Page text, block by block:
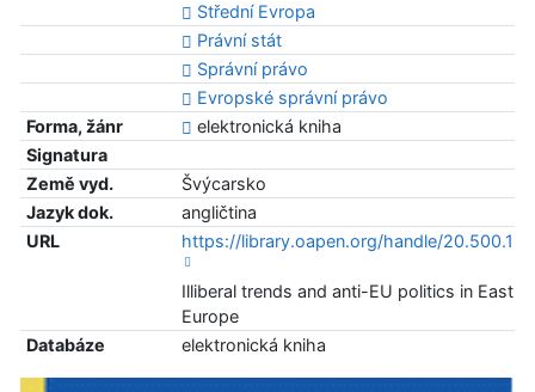
Střední Evropa
Právní stát
Správní právo
Evropské správní právo
Forma, žánr
elektronická kniha
Signatura
Země vyd.
Švýcarsko
Jazyk dok.
angličtina
URL
https://library.oapen.org/handle/
Illiberal trends and anti-EU politics in East
Europe
Databáze
elektronická kniha